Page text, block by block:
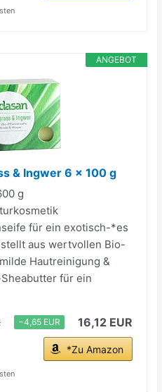
ANGEBOT
& Ingwer 6 x 100 g
g
für ein exotisch-*es
aus wertvollen Bio-
Hautreinigung &
für ein
−4,65 EUR 16,12 EUR
*Zu Amazon